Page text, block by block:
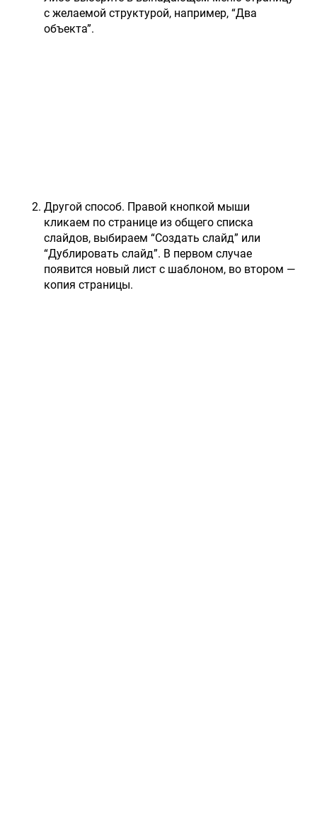
с желаемой структурой, например, “Два
объекта”.
Другой способ. Правой кнопкой мыши
кликаем по странице из общего списка
слайдов, выбираем “Создать слайд” или
“Дублировать слайд”. В первом случае
появится новый лист с шаблоном, во втором —
копия страницы.